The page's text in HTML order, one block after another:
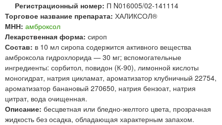
Регистрационный номер: П N016005/02-141114
Торговое название препарата: ХАЛИКСОЛ®
МНН: амброксол
Лекарственная форма: сироп
Состав: в 10 мл сиропа содержится активного вещества
амброксола гидрохлорида — 30 мг; вспомогательные
ингредиенты: сорбитол, повидон (К-90), лимонной кислоты
моногидрат, натрия цикламат, ароматизатор клубничный 22754,
ароматизатор банановый 270650, натрия бензоат, натрия
цитрат, вода очищенная.
Описание: бесцветная или бледно-желтого цвета, прозрачная
жидкость без осадка, обладающая характерным запахом.